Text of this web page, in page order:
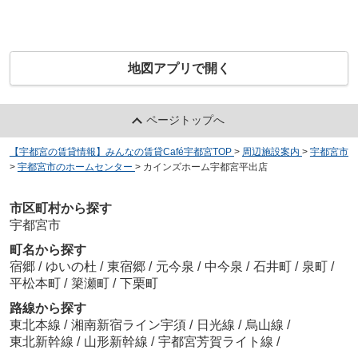
地図アプリで開く
ページトップへ
【宇都宮の賃貸情報】みんなの賃貸Café宇都宮TOP > 周辺施設案内 > 宇都宮市
> 宇都宮市のホームセンター > カインズホーム宇都宮平出店
市区町村から探す
宇都宮市
町名から探す
宿郷 / ゆいの杜 / 東宿郷 / 元今泉 / 中今泉 / 石井町 / 泉町 /
平松本町 / 簗瀬町 / 下栗町
路線から探す
東北本線 / 湘南新宿ライン宇須 / 日光線 / 烏山線 /
東北新幹線 / 山形新幹線 / 宇都宮芳賀ライト線 /